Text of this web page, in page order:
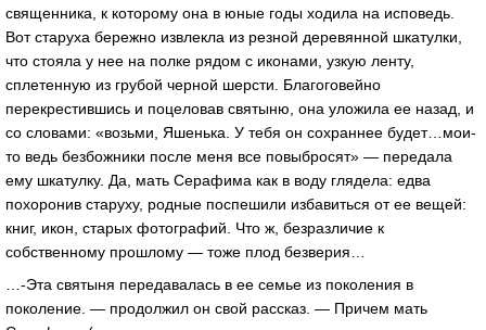
священника, к которому она в юные годы ходила на исповедь.
Вот старуха бережно извлекла из резной деревянной шкатулки,
что стояла у нее на полке рядом с иконами, узкую ленту,
сплетенную из грубой черной шерсти. Благоговейно
перекрестившись и поцеловав святыню, она уложила ее назад, и
со словами: «возьми, Яшенька. У тебя он сохраннее будет…мои-
то ведь безбожники после меня все повыбросят» — передала
ему шкатулку. Да, мать Серафима как в воду глядела: едва
похоронив старуху, родные поспешили избавиться от ее вещей:
книг, икон, старых фотографий. Что ж, безразличие к
собственному прошлому — тоже плод безверия…
…-Эта святыня передавалась в ее семье из поколения в
поколение. — продолжил он свой рассказ. — Причем мать